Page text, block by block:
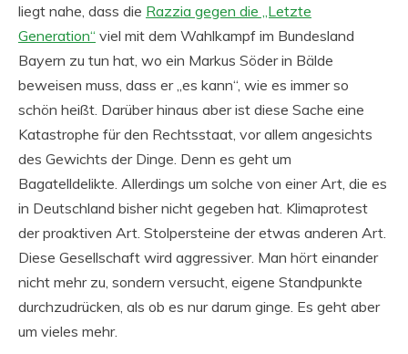
liegt nahe, dass die Razzia gegen die „Letzte
Generation“ viel mit dem Wahlkampf im Bundesland
Bayern zu tun hat, wo ein Markus Söder in Bälde
beweisen muss, dass er „es kann“, wie es immer so
schön heißt. Darüber hinaus aber ist diese Sache eine
Katastrophe für den Rechtsstaat, vor allem angesichts
des Gewichts der Dinge. Denn es geht um
Bagatelldelikte. Allerdings um solche von einer Art, die es
in Deutschland bisher nicht gegeben hat. Klimaprotest
der proaktiven Art. Stolpersteine der etwas anderen Art.
Diese Gesellschaft wird aggressiver. Man hört einander
nicht mehr zu, sondern versucht, eigene Standpunkte
durchzudrücken, als ob es nur darum ginge. Es geht aber
um vieles mehr.